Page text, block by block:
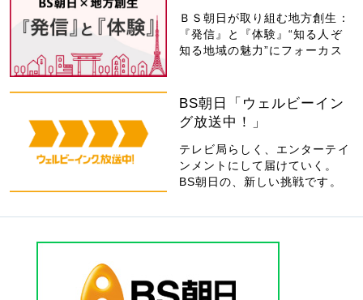
ＢＳ朝日が取り組む地方創生：
『発信』と『体験』“知る人ぞ
知る地域の魅力”にフォーカス
BS朝日「ウェルビーイン
グ放送中！」
テレビ局らしく、エンターテイ
ンメントにして届けていく。
BS朝日の、新しい挑戦です。